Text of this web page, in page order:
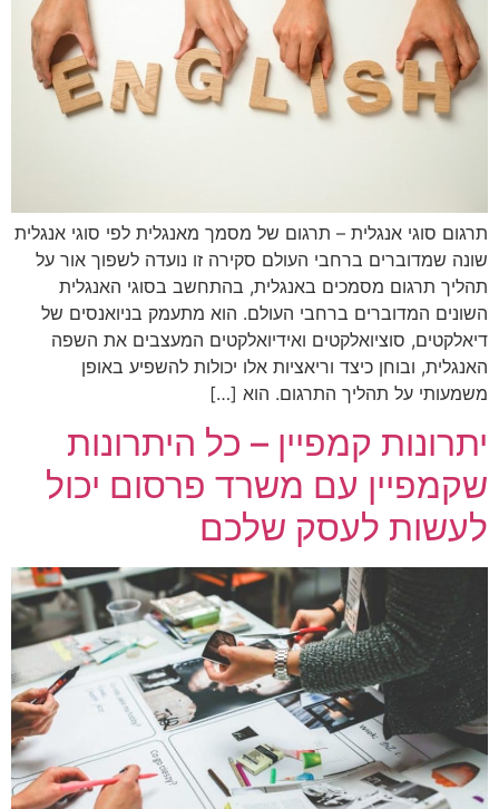
תרגום סוגי אנגלית – תרגום של מסמך מאנגלית לפי סוגי אנגלית
שונה שמדוברים ברחבי העולם סקירה זו נועדה לשפוך אור על
תהליך תרגום מסמכים באנגלית, בהתחשב בסוגי האנגלית
השונים המדוברים ברחבי העולם. הוא מתעמק בניואנסים של
דיאלקטים, סוציואלקטים ואידיואלקטים המעצבים את השפה
האנגלית, ובוחן כיצד וריאציות אלו יכולות להשפיע באופן
משמעותי על תהליך התרגום. הוא […]
יתרונות קמפיין – כל היתרונות
שקמפיין עם משרד פרסום יכול
לעשות לעסק שלכם